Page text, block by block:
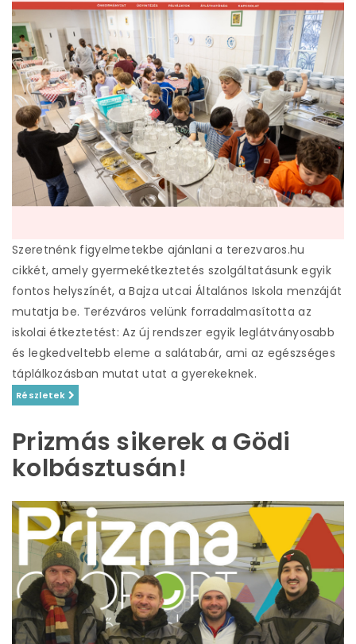
Szeretnénk figyelmetekbe ajánlani a terezvaros.hu
cikkét, amely gyermekétkeztetés szolgáltatásunk egyik
fontos helyszínét, a Bajza utcai Általános Iskola menzáját
mutatja be. Terézváros velünk forradalmasította az
iskolai étkeztetést: Az új rendszer egyik leglátványosabb
és legkedveltebb eleme a salátabár, ami az egészséges
táplálkozásban mutat utat a gyerekeknek.
Részletek
Prizmás sikerek a Gödi
kolbásztusán!